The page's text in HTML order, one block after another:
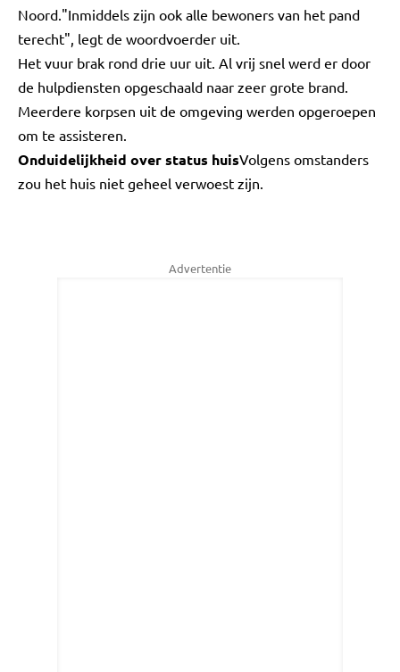
Noord."Inmiddels zijn ook alle bewoners van het pand
terecht", legt de woordvoerder uit.
Het vuur brak rond drie uur uit. Al vrij snel werd er door
de hulpdiensten opgeschaald naar zeer grote brand.
Meerdere korpsen uit de omgeving werden opgeroepen
om te assisteren.
Onduidelijkheid over status huisVolgens omstanders
zou het huis niet geheel verwoest zijn.
Advertentie